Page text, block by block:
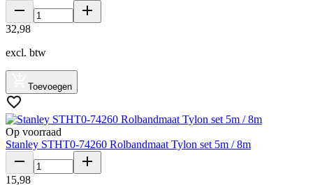
32,98
excl. btw
Toevoegen
Op voorraad
Stanley STHT0-74260 Rolbandmaat Tylon set 5m / 8m
15,98